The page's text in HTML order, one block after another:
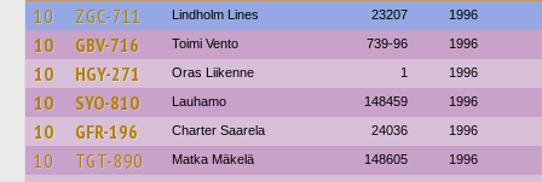
10 ZGC-711 Lindholm Lines 23207 1996
10 GBV-716 Toimi Vento 739-96 1996
10 HGY-271 Oras Liikenne 1 1996
10 SYO-810 Lauhamo 148459 1996
10 GFR-196 Charter Saarela 24036 1996
10 TGT-890 Matka Mäkelä 148605 1996